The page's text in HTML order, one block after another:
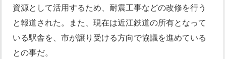
資源として活用するため、耐震工事などの改修を行う
と報道された。また、現在は近江鉄道の所有となって
いる駅舎を、市が譲り受ける方向で協議を進めている
との事だ。